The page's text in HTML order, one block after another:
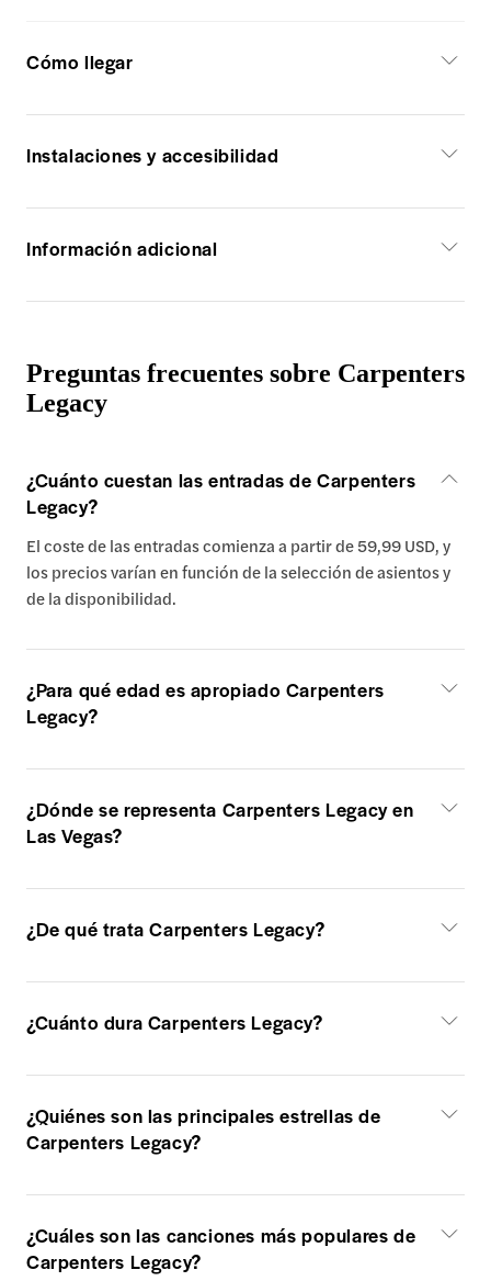
Cómo llegar
Instalaciones y accesibilidad
Información adicional
Preguntas frecuentes sobre Carpenters
Legacy
¿Cuánto cuestan las entradas de Carpenters
Legacy?
El coste de las entradas comienza a partir de 59,99 USD, y
los precios varían en función de la selección de asientos y
de la disponibilidad.
¿Para qué edad es apropiado Carpenters
Legacy?
¿Dónde se representa Carpenters Legacy en
Las Vegas?
¿De qué trata Carpenters Legacy?
¿Cuánto dura Carpenters Legacy?
¿Quiénes son las principales estrellas de
Carpenters Legacy?
¿Cuáles son las canciones más populares de
Carpenters Legacy?